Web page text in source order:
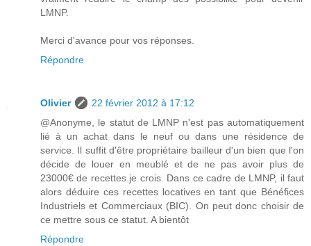
LMNP.
Merci d'avance pour vos réponses.
Répondre
Olivier
22 février 2012 à 17:12
@Anonyme, le statut de LMNP n'est pas automatiquement
lié à un achat dans le neuf ou dans une résidence de
service. Il suffit d'être propriétaire bailleur d'un bien que l'on
décide de louer en meublé et de ne pas avoir plus de
23000€ de recettes je crois. Dans ce cadre de LMNP, il faut
alors déduire ces recettes locatives en tant que Bénéfices
Industriels et Commerciaux (BIC). On peut donc choisir de
ce mettre sous ce statut. A bientôt
Répondre